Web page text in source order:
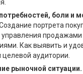
боли и
портрета
управления продажами
Как выявить и
целевой аудитории.
рыночной ситуации.